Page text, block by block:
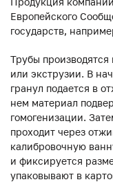
Европейского
государств,
Трубы
или экструзии. В
гранул подается в
нем материал
гомогенизации.
проходит через
калибровочную
и фиксируется
упаковывают в